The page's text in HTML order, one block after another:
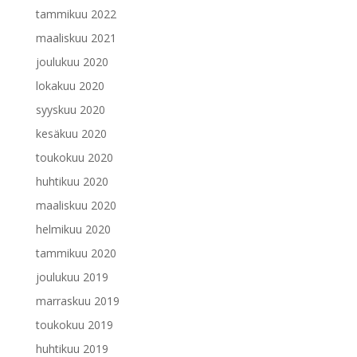
tammikuu 2022
maaliskuu 2021
joulukuu 2020
lokakuu 2020
syyskuu 2020
kesäkuu 2020
toukokuu 2020
huhtikuu 2020
maaliskuu 2020
helmikuu 2020
tammikuu 2020
joulukuu 2019
marraskuu 2019
toukokuu 2019
huhtikuu 2019